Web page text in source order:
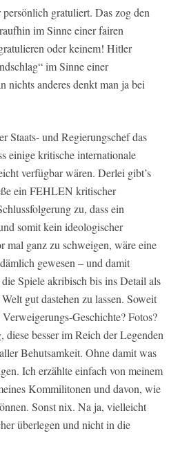
gratuliert. Das zog den
im Sinne einer fairen
oder keinem! Hitler
im Sinne einer
nichts anderes denkt man ja bei
Staats- und Regierungschef das
einige kritische internationale
verfügbar wären. Derlei gibt’s
ein FEHLEN kritischer
zu, dass ein
somit kein ideologischer
mal ganz zu schweigen, wäre eine
gewesen – und damit
Spiele akribisch bis ins Detail als
gut dastehen zu lassen. Soweit
Geschichte? Fotos?
besser im Reich der Legenden
Behutsamkeit. Ohne damit was
Ich erzählte einfach von meinem
Kommilitonen und davon, wie
Sonst nix. Na ja, vielleicht
überlegen und nicht in die